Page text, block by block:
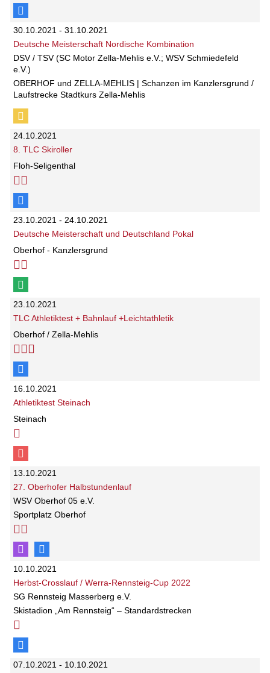
30.10.2021 - 31.10.2021
Deutsche Meisterschaft Nordische Kombination
DSV / TSV (SC Motor Zella-Mehlis e.V.; WSV Schmiedefeld
e.V.)
OBERHOF und ZELLA-MEHLIS | Schanzen im Kanzlersgrund /
Laufstrecke Stadtkurs Zella-Mehlis
24.10.2021
8. TLC Skiroller
Floh-Seligenthal
23.10.2021 - 24.10.2021
Deutsche Meisterschaft und Deutschland Pokal
Oberhof - Kanzlersgrund
23.10.2021
TLC Athletiktest + Bahnlauf +Leichtathletik
Oberhof / Zella-Mehlis
16.10.2021
Athletiktest Steinach
Steinach
13.10.2021
27. Oberhofer Halbstundenlauf
WSV Oberhof 05 e.V.
Sportplatz Oberhof
10.10.2021
Herbst-Crosslauf / Werra-Rennsteig-Cup 2022
SG Rennsteig Masserberg e.V.
Skistadion „Am Rennsteig“ – Standardstrecken
07.10.2021 - 10.10.2021